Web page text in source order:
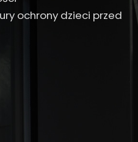
ochrony dzieci przed